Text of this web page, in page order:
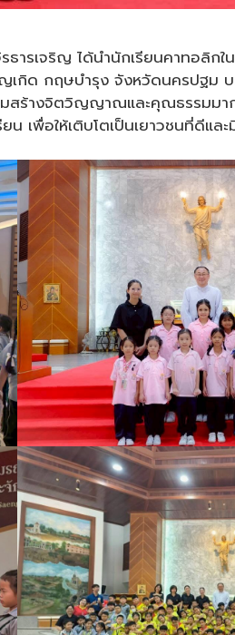
รเจริญ ได้นำนักเรียนคาทอลิกใ
กิด กฤษบำรุง จังหวัดนครปฐม บ
มสร้างจิตวิญญาณและคุณธรรมมา
น เพื่อให้เติบโตเป็นเยาวชนที่ดีแ